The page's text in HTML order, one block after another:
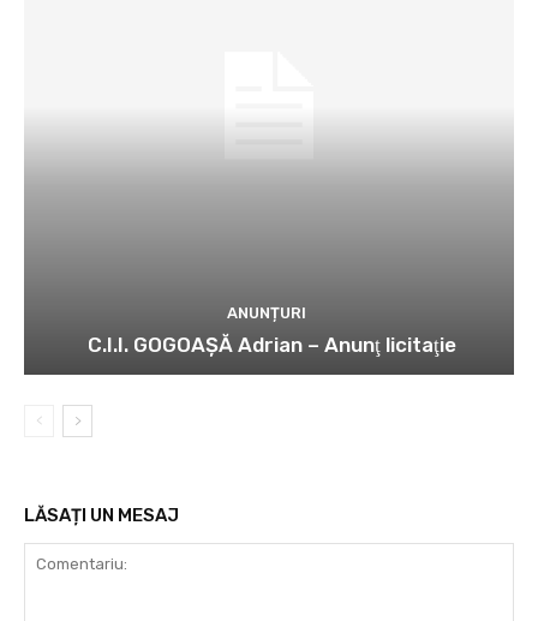
ANUNȚURI
C.I.I. GOGOAŞĂ Adrian – Anunţ licitaţie
LĂSAȚI UN MESAJ